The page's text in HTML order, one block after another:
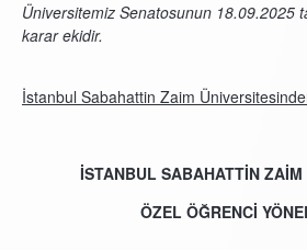
Üniversitemiz Senatosunun 18.09.2025
karar ekidir.
İstanbul Sabahattin Zaim
İSTANBUL SABAHATTİN ZAİM
ÖZEL ÖĞRENCİ